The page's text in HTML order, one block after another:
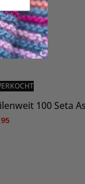
100 Seta
95